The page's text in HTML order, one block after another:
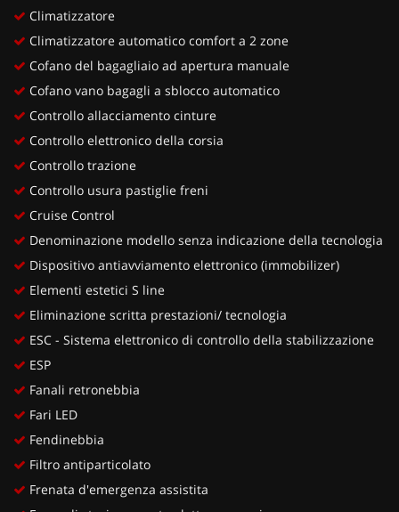
Climatizzatore
Climatizzatore automatico comfort a 2 zone
Cofano del bagagliaio ad apertura manuale
Cofano vano bagagli a sblocco automatico
Controllo allacciamento cinture
Controllo elettronico della corsia
Controllo trazione
Controllo usura pastiglie freni
Cruise Control
Denominazione modello senza indicazione della tecnologia
Dispositivo antiavviamento elettronico (immobilizer)
Elementi estetici S line
Eliminazione scritta prestazioni/ tecnologia
ESC - Sistema elettronico di controllo della stabilizzazione
ESP
Fanali retronebbia
Fari LED
Fendinebbia
Filtro antiparticolato
Frenata d'emergenza assistita